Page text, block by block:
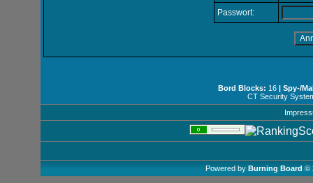
Passwort:
Bord Blocks: 16 | Spy-/
CT Security
Powered by Burning Board ©